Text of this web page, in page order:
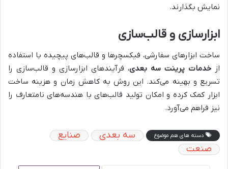
نمایش بگذارند.
ابزارسازی و قالب‌سازی
ساخت ابزارهای سفارشی، فیکسچرها و قالب‌های پیچیده با استفاده
از خدمات پرینت سه بعدی، فرآیندهای ابزارسازی و قالب‌سازی را
تسریع و بهینه می‌کند. این روش به کاهش زمان و هزینه ساخت
ابزار کمک کرده و امکان تولید قالب‌های با هندسه‌های نامتعارف را
نیز فراهم می‌آورد.
دسته های هم موضوع سه بعدی
صنایع
صنعت